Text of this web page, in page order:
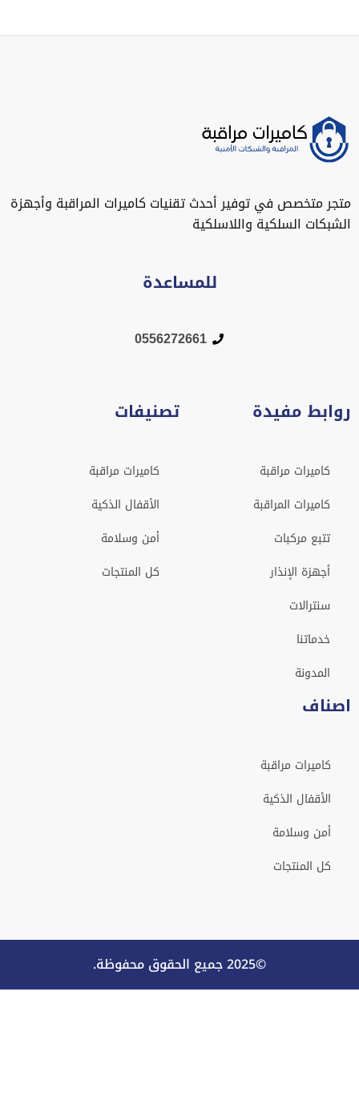
متخصص في توفير أحدث تقنيات كاميرات المراقبة وأجهزة
السلكية واللاسلكية
للمساعدة
0556272661
مفيدة
كاميرات مراقبة
كاميرات المراقبة
تتبع مركبات
أجهزة الإنذار
سنترالات
خدماتنا
المدونة
تصنيفات
كاميرات مراقبة
الأقفال الذكية
أمن وسلامة
كل المنتجات
كاميرات مراقبة
الأقفال الذكية
أمن وسلامة
كل المنتجات